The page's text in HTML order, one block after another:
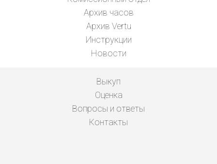
Архив часов
Архив Vertu
Инструкции
Новости
Выкуп
Оценка
Вопросы и ответы
Контакты